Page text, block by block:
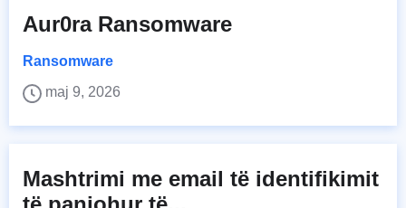
Aur0ra Ransomware
Ransomware
maj 9, 2026
Mashtrimi me email të identifikimit